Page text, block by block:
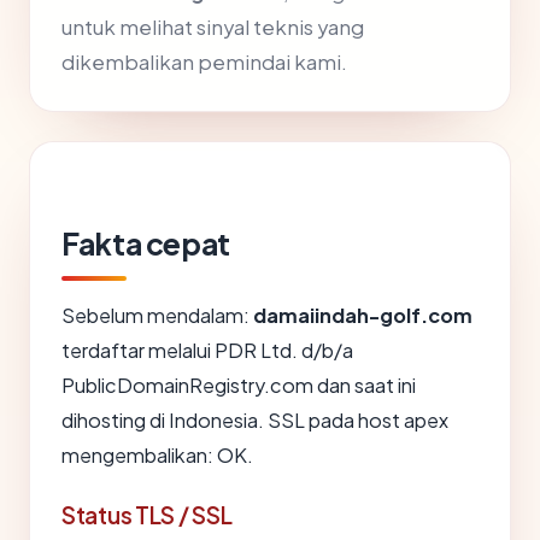
untuk melihat sinyal teknis yang
dikembalikan pemindai kami.
Fakta cepat
Sebelum mendalam: damaiindah-golf.com
terdaftar melalui PDR Ltd. d/b/a
PublicDomainRegistry.com dan saat ini
dihosting di Indonesia. SSL pada host apex
mengembalikan: OK.
Status TLS / SSL